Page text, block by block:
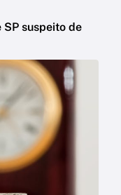
SP suspeito de